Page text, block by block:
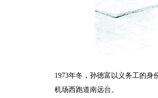
1973年冬，孙德富以义务工的
机场西跑道南远台。